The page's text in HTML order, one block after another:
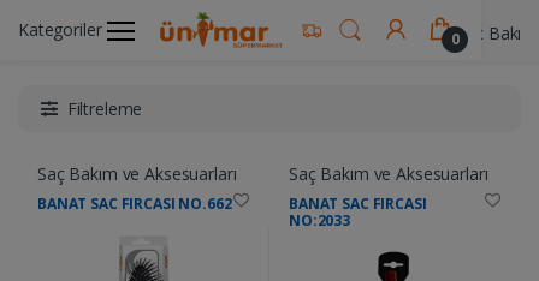
Kategoriler 0
Ünimar Anasayfa Kişisel Bakım Ürünleri Saç
Filtreleme
Saç Bakım ve Aksesuarları
BANAT SAC FIRCASI NO.662
Saç Bakım ve Aksesuarları
BANAT SAC FIRCASI
NO:2033